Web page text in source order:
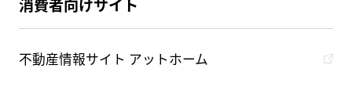
消費者向けサイト
不動産情報サイト アットホーム